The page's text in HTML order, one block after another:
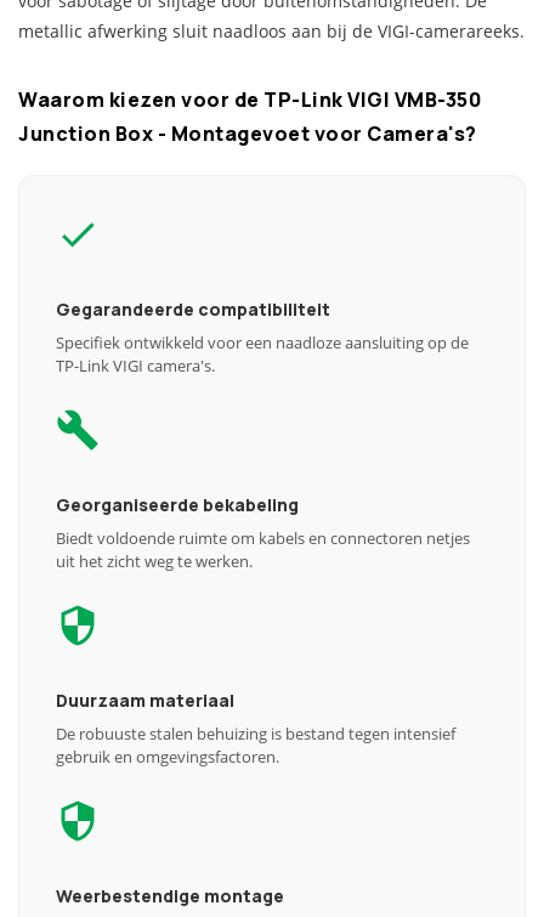
metallic afwerking sluit naadloos aan bij de VIGI-camerareeks.
Waarom kiezen voor de TP-Link VIGI VMB-350
Junction Box - Montagevoet voor Camera's?
Gegarandeerde compatibiliteit
Specifiek ontwikkeld voor een naadloze aansluiting op de
TP-Link VIGI camera's.
Georganiseerde bekabeling
Biedt voldoende ruimte om kabels en connectoren netjes
uit het zicht weg te werken.
Duurzaam materiaal
De robuuste stalen behuizing is bestand tegen intensief
gebruik en omgevingsfactoren.
Weerbestendige montage